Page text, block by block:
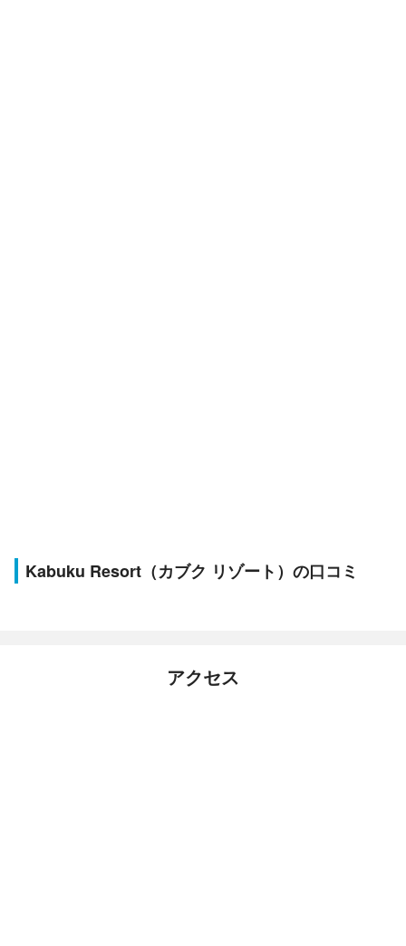
Kabuku Resort（カブク リゾート）の口コミ
アクセス